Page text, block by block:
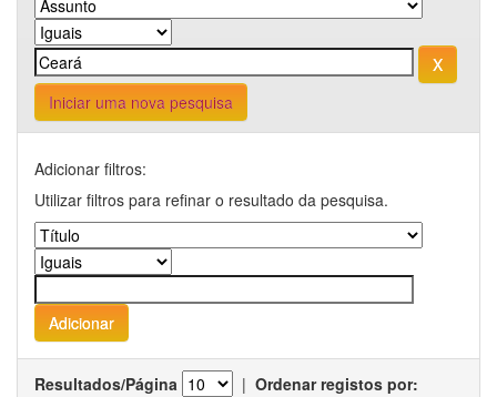
Iniciar uma nova pesquisa
Adicionar filtros:
Utilizar filtros para refinar o resultado da pesquisa.
Resultados/Página | Ordenar registos por: